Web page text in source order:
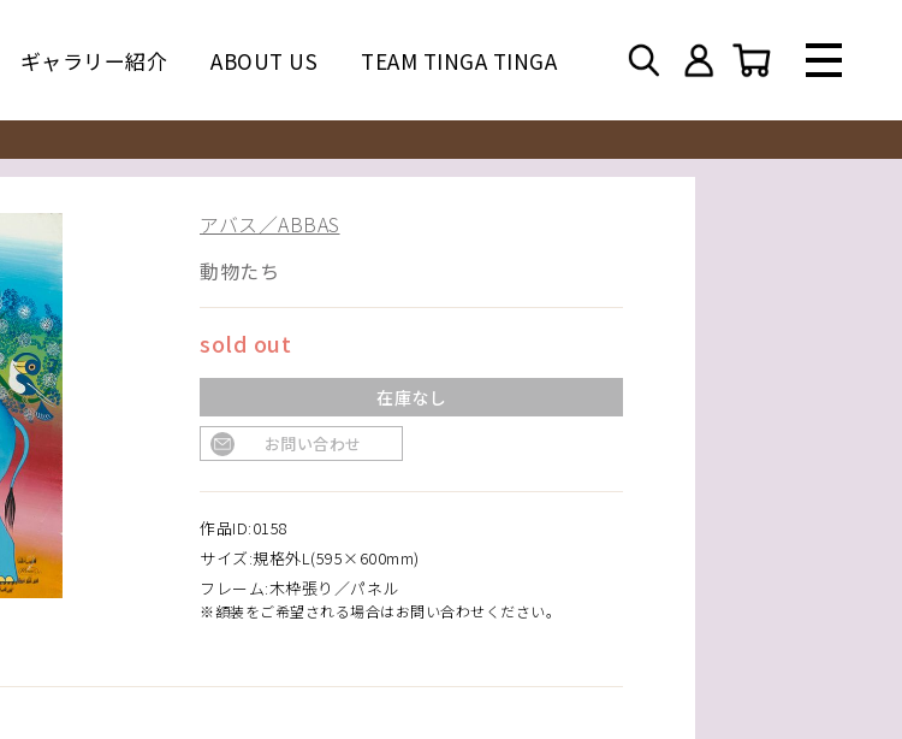
ギャラリー紹介 ABOUT US TEAM TINGA TINGA
アバス／ABBAS
動物たち
sold out
在庫なし
お問い合わせ
作品ID:0158
サイズ:規格外L(595×600mm)
フレーム:木枠張り／パネル
※額装をご希望される場合はお問い合わせください。